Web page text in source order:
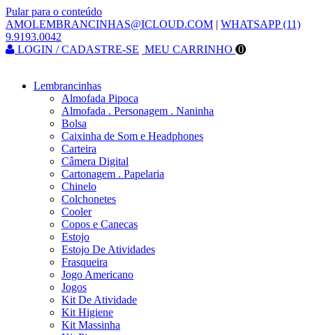
Pular para o conteúdo
AMOLEMBRANCINHAS@ICLOUD.COM | WHATSAPP (11)
9.9193.0042
LOGIN / CADASTRE-SE MEU CARRINHO 0
Lembrancinhas
Almofada Pipoca
Almofada . Personagem . Naninha
Bolsa
Caixinha de Som e Headphones
Carteira
Câmera Digital
Cartonagem . Papelaria
Chinelo
Colchonetes
Cooler
Copos e Canecas
Estojo
Estojo De Atividades
Frasqueira
Jogo Americano
Jogos
Kit De Atividade
Kit Higiene
Kit Massinha